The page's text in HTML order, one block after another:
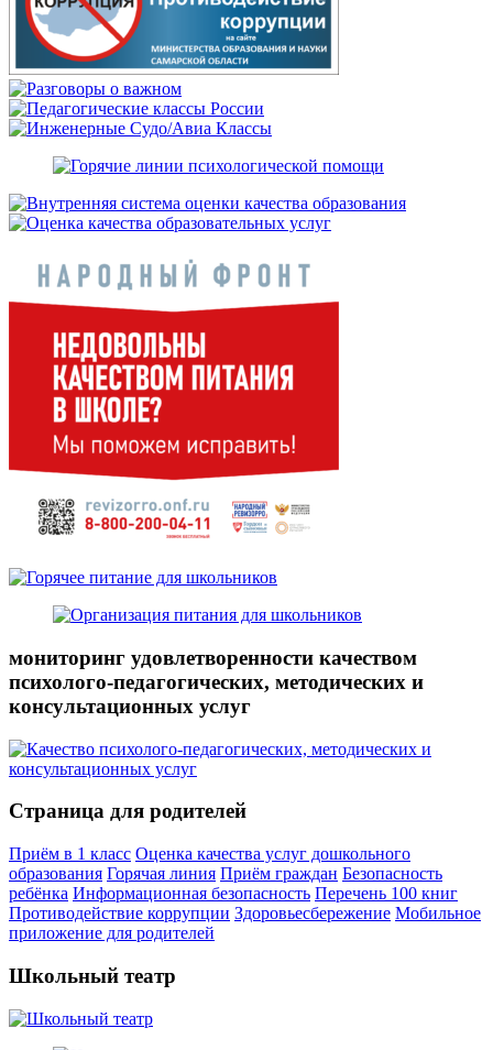
мониторинг удовлетворенности качеством
психолого-педагогических, методических и
консультационных услуг
Страница для родителей
Приём в 1 класс Оценка качества услуг дошкольного
образования Горячая линия Приём граждан Безопасность
ребёнка Информационная безопасность Перечень 100 книг
Противодействие коррупции Здоровьесбережение Мобильное
приложение для родителей
Школьный театр